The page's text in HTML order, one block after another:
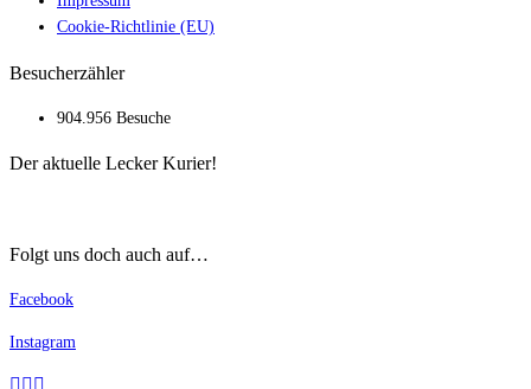
Cookie-Richtlinie (EU)
Besucherzähler
904.956 Besuche
Der aktuelle Lecker Kurier!
Folgt uns doch auch auf…
Facebook
Instagram